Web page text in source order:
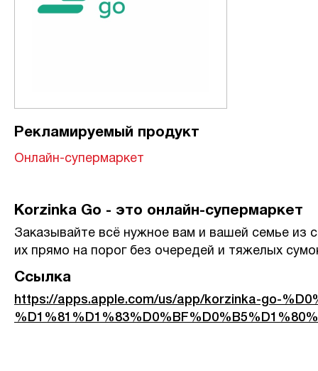
Рекламируемый продукт
Онлайн-супермаркет
Korzinka Go - это онлайн-супермаркет
Заказывайте всё нужное вам и вашей семье из
их прямо на порог без очередей и тяжелых
Ссылка
https://apps.apple.com/us/app/korzinka-go-